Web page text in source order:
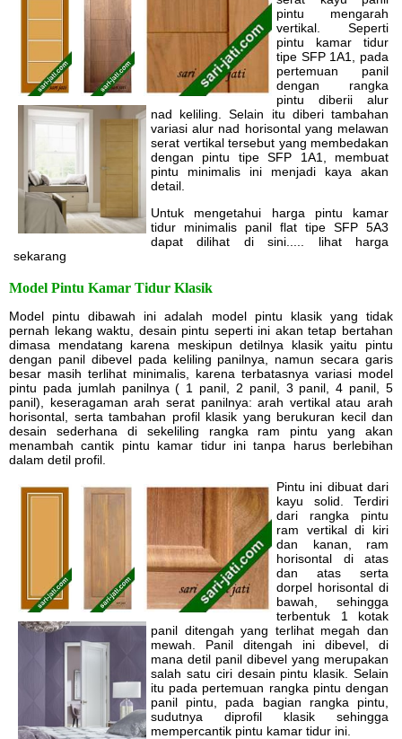
pintu mengarah
vertikal. Seperti
pintu kamar tidur
tipe SFP 1A1, pada
pertemuan panil
dengan rangka
pintu diberii alur
nad keliling. Selain itu diberi tambahan
variasi alur nad horisontal yang melawan
serat vertikal tersebut yang membedakan
dengan pintu tipe SFP 1A1, membuat
pintu minimalis ini menjadi kaya akan
detail.
Untuk mengetahui harga pintu kamar
tidur minimalis panil flat tipe SFP 5A3
dapat dilihat di sini..... lihat harga
sekarang
Model Pintu Kamar Tidur Klasik
Model pintu dibawah ini adalah model pintu klasik yang tidak
pernah lekang waktu, desain pintu seperti ini akan tetap bertahan
dimasa mendatang karena meskipun detilnya klasik yaitu pintu
dengan panil dibevel pada keliling panilnya, namun secara garis
besar masih terlihat minimalis, karena terbatasnya variasi model
pintu pada jumlah panilnya ( 1 panil, 2 panil, 3 panil, 4 panil, 5
panil), keseragaman arah serat panilnya: arah vertikal atau arah
horisontal, serta tambahan profil klasik yang berukuran kecil dan
desain sederhana di sekeliling rangka ram pintu yang akan
menambah cantik pintu kamar tidur ini tanpa harus berlebihan
dalam detil profil.
Pintu ini dibuat dari
kayu solid. Terdiri
dari rangka pintu
ram vertikal di kiri
dan kanan, ram
horisontal di atas
dan atas serta
dorpel horisontal di
bawah, sehingga
terbentuk 1 kotak
panil ditengah yang terlihat megah dan
mewah. Panil ditengah ini dibevel, di
mana detil panil dibevel yang merupakan
salah satu ciri desain pintu klasik. Selain
itu pada pertemuan rangka pintu dengan
panil pintu, pada bagian rangka pintu,
sudutnya diprofil klasik sehingga
mempercantik pintu kamar tidur ini.